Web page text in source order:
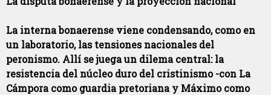
La interna bonaerense viene condensando, como en
un laboratorio, las tensiones nacionales del
peronismo. Allí se juega un dilema central: la
resistencia del núcleo duro del cristinismo -con La
Cámpora como guardia pretoriana y Máximo como